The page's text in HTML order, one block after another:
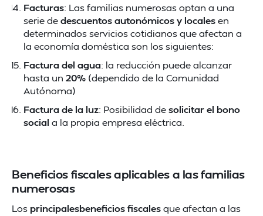
Facturas: Las familias numerosas optan a una
serie dedescuentos autonómicos y localesen
determinados servicios cotidianos que afectan a
la economía doméstica son los siguientes:
Factura del agua: la reducción puede alcanzar
hasta un 20% (dependido de la Comunidad
Autónoma)
Factura de la luz: Posibilidad desolicitar el bono
social a la propia empresa eléctrica.
Beneficios fiscales aplicables a las familias
numerosas
Los principalesbeneficios fiscalesque afectan a las